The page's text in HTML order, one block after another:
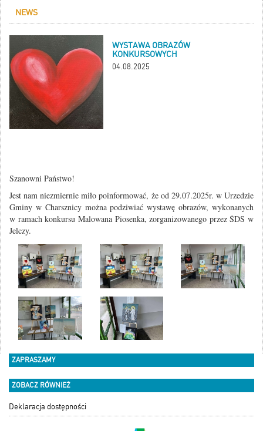
NEWS
WYSTAWA OBRAZÓW
KONKURSOWYCH
04.08.2025
Szanowni Państwo!
Jest nam niezmiernie miło poinformować, że od 29.07.2025r. w Urzedzie
Gminy w Charsznicy można podziwiać wystawę obrazów, wykonanych
w ramach konkursu Malowana Piosenka, zorganizowanego przez ŚDS w
Jelczy.
ZAPRASZAMY
ZOBACZ RÓWNIEŻ
Deklaracja dostępności